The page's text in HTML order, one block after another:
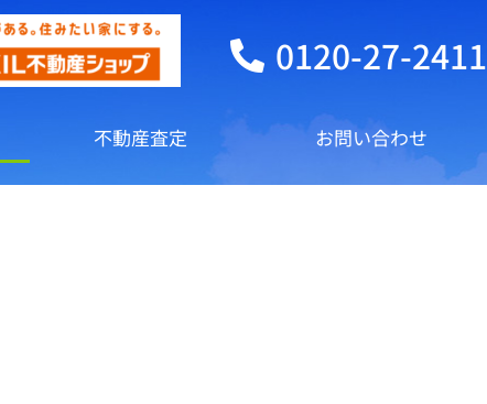
0120-27-2411
不動産査定 お問い合わせ